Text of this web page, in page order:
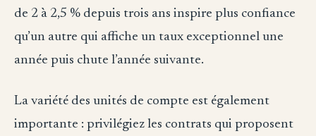
de 2 à 2,5 % depuis trois ans inspire plus confiance
qu’un autre qui affiche un taux exceptionnel une
année puis chute l’année suivante.
La variété des unités de compte est également
importante : privilégiez les contrats qui proposent